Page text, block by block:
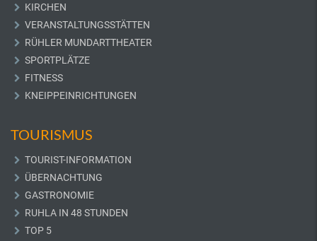
KIRCHEN
VERANSTALTUNGSSTÄTTEN
RÜHLER MUNDARTTHEATER
SPORTPLÄTZE
FITNESS
KNEIPPEINRICHTUNGEN
TOURISMUS
TOURIST-INFORMATION
ÜBERNACHTUNG
GASTRONOMIE
RUHLA IN 48 STUNDEN
TOP 5